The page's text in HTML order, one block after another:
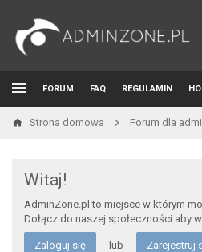
FORUM FAQ REGULAMIN
Strona domowa
Witaj!
AdminZone.pl to miejsce w którym
Dołącz do naszej społeczności aby
Zaloguj się lub Zarejestruj